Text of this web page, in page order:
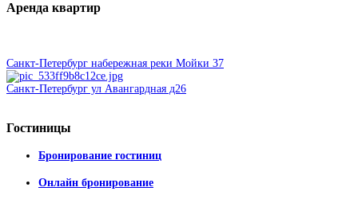
Аренда квартир
Санкт-Петербург набережная реки Мойки 37
Санкт-Петербург ул Авангардная д26
Гостиницы
Бронирование гостиниц
Онлайн бронирование